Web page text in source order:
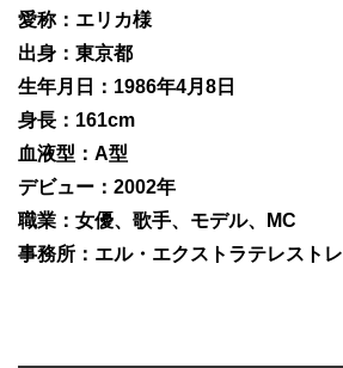
愛称：エリカ様
出身：東京都
生年月日：1986年4月8日
身長：161cm
血液型：A型
デビュー：2002年
職業：女優、歌手、モデル、MC
事務所：エル・エクストラテレストレ